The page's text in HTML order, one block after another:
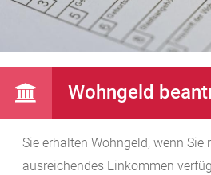
Wohngeld
Sie erhalten Wohngeld, wenn Sie
ausreichendes Einkommen